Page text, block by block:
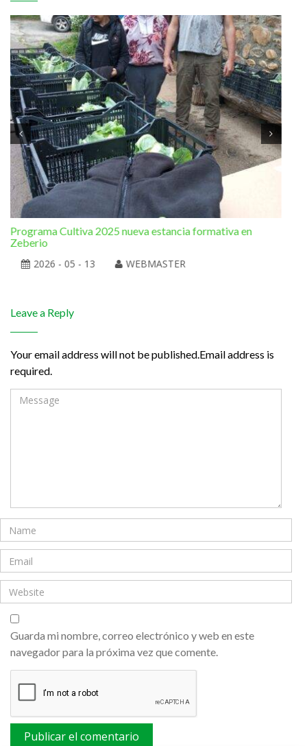
Programa Cultiva 2025 nueva estancia formativa en
Zeberio
2026 - 05 - 13
WEBMASTER
Leave a Reply
Your email address will not be published.Email address is
required.
Guarda mi nombre, correo electrónico y web en este
navegador para la próxima vez que comente.